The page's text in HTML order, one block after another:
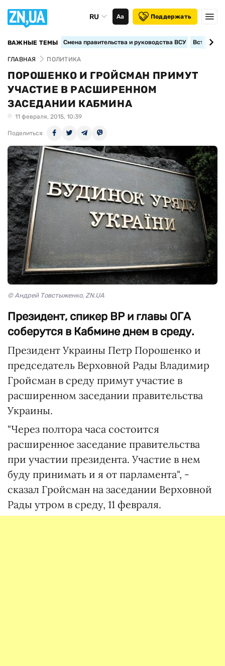
RU Аа Поддержать
ВАЖНЫЕ ТЕМЫ Смена правительства и руководства ВСУ
ГЛАВНАЯ ПОЛИТИКА
ПОРОШЕНКО И ГРОЙСМАН ПРИМУТ
УЧАСТИЕ В РАСШИРЕННОМ
ЗАСЕДАНИИ КАБМИНА
11 февраля, 2015, 10:39
Поделиться
© Андрей Товстыженко, ZN.UA
Президент, спикер ВР и главы ОГА
соберутся в Кабмине днем в среду.
Президент Украины Петр Порошенко и
председатель Верховной Рады Владимир
Гройсман в среду примут участие в
расширенном заседании правительства
Украины.
"Через полтора часа состоится
расширенное заседание правительства
при участии президента. Участие в нем
буду принимать и я от парламента", -
сказал Гройсман на заседании Верховной
Рады утром в среду, 11 февраля.